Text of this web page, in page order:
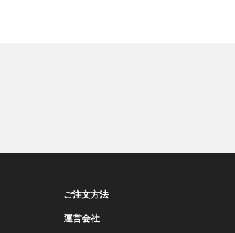
ご注文方法
運営会社